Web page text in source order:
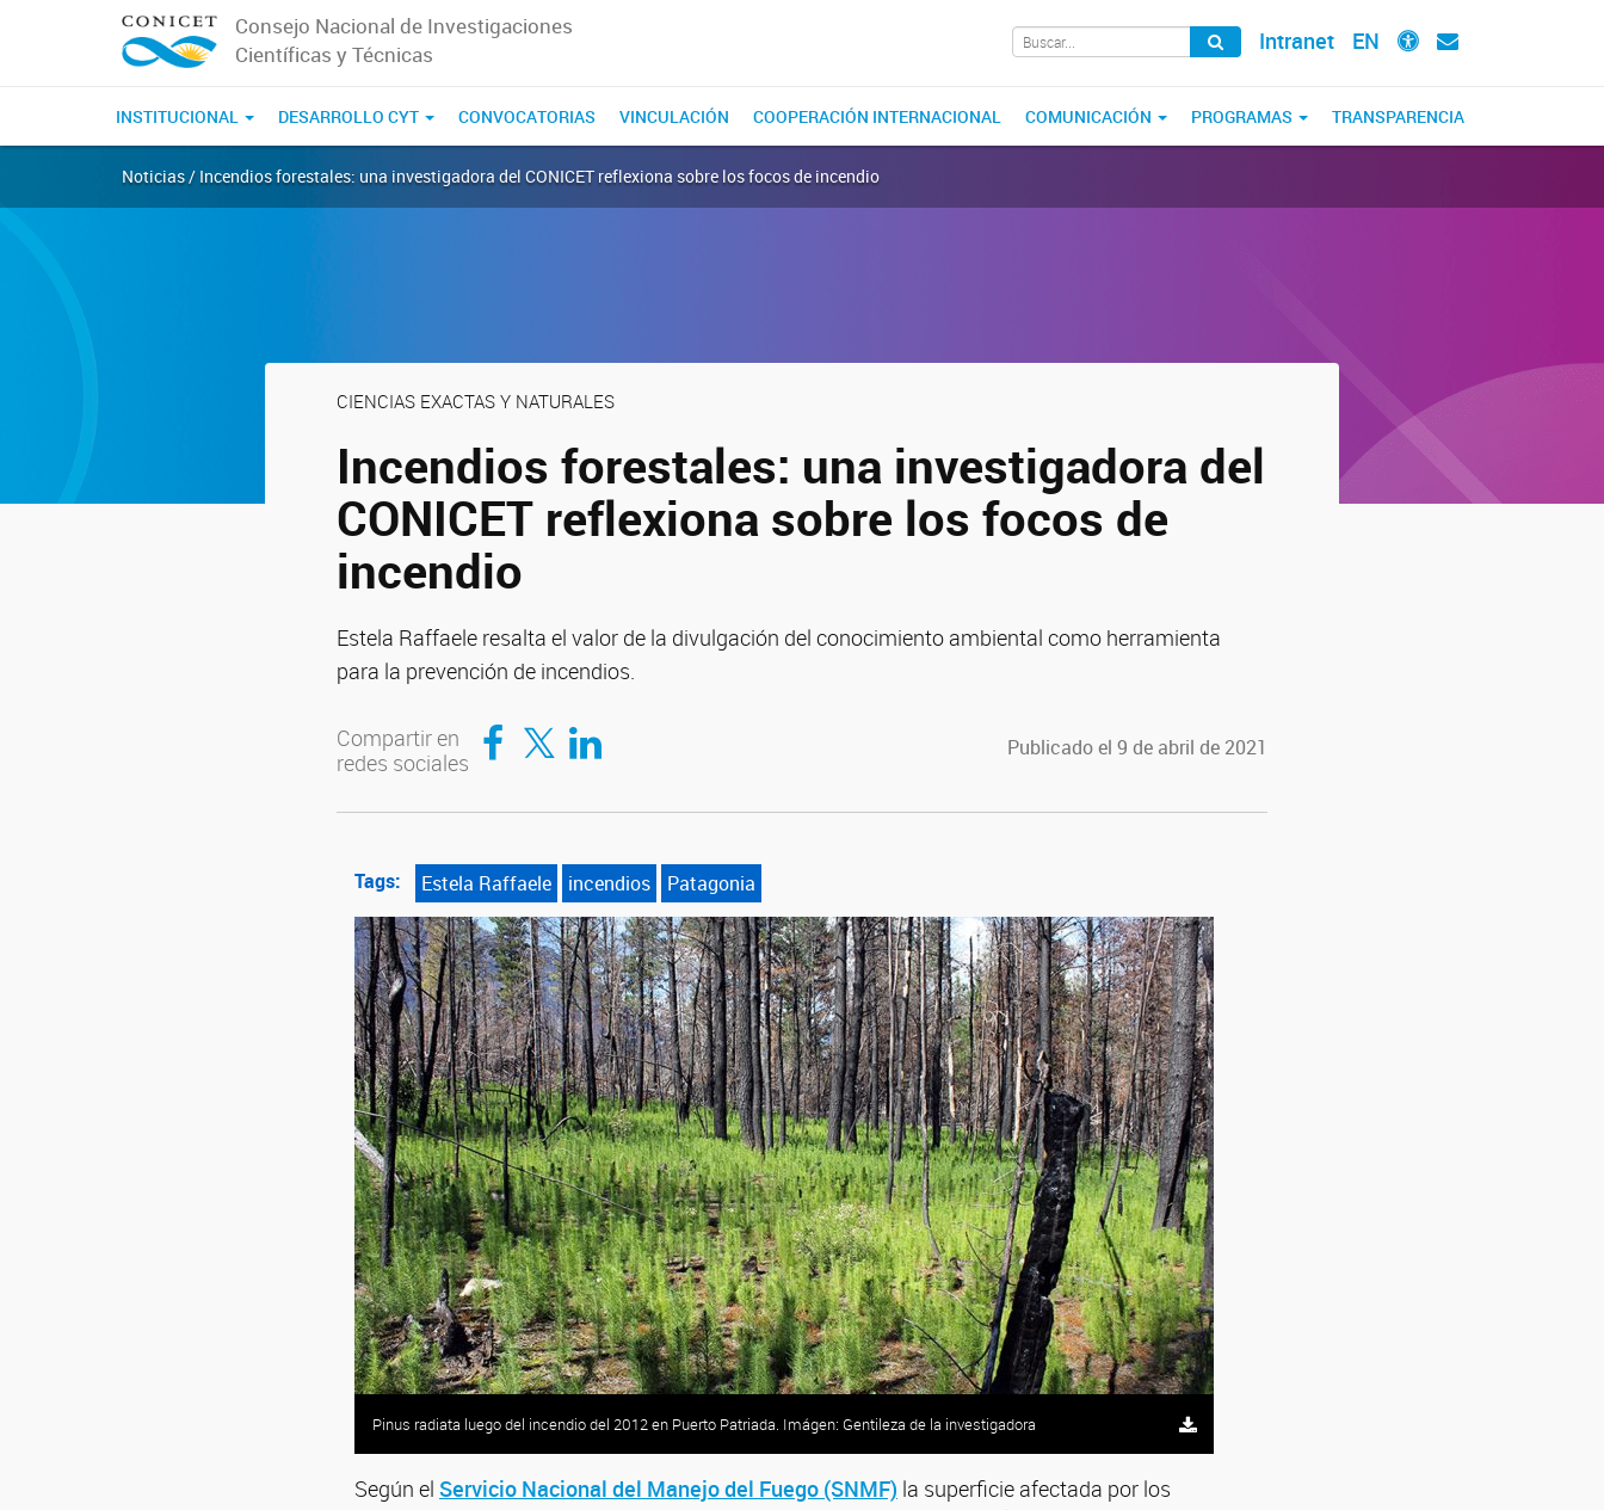
Consejo Nacional de Investigaciones
Científicas y Técnicas
Intranet EN
INSTITUCIONAL DESARROLLO CYT CONVOCATORIAS VINCULACIÓN COOPERACIÓN INTERNACIONAL COMUNICACIÓN PROGRAMAS TRANSPARENCIA
Noticias / Incendios forestales: una investigadora del CONICET reflexiona sobre los focos de incendio
CIENCIAS EXACTAS Y NATURALES
Incendios forestales: una investigadora del
CONICET reflexiona sobre los focos de
incendio
Estela Raffaele resalta el valor de la divulgación del conocimiento ambiental como herramienta
para la prevención de incendios.
Compartir en
redes sociales
Compartir en Facebook
Compartir en TwitterCompartir en LinkedIn Publicado el 9 de abril de 2021
Tags: Estela Raffaele incendios Patagonia
Pinus radiata luego del incendio del 2012 en Puerto Patriada. Imágen: Gentileza de la investigadora
Según el Servicio Nacional del Manejo del Fuego (SNMF) la superficie afectada por los